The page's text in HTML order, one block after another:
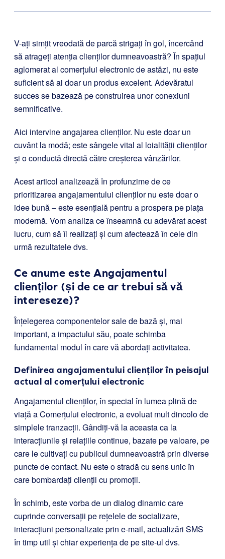
V-ați simțit vreodată de parcă strigați în gol, încercând
să atrageți atenția clienților dumneavoastră? În spațiul
aglomerat al comerțului electronic de astăzi, nu este
suficient să ai doar un produs excelent. Adevăratul
succes se bazează pe construirea unor conexiuni
semnificative.
Aici intervine angajarea clienților. Nu este doar un
cuvânt la modă; este sângele vital al loialității clienților
și o conductă directă către creșterea vânzărilor.
Acest articol analizează în profunzime de ce
prioritizarea angajamentului clienților nu este doar o
idee bună – este esențială pentru a prospera pe piața
modernă. Vom analiza ce înseamnă cu adevărat acest
lucru, cum să îl realizați și cum afectează în cele din
urmă rezultatele dvs.
Ce anume este Angajamentul
clienților (și de ce ar trebui să vă
intereseze)?
Înțelegerea componentelor sale de bază și, mai
important, a impactului său, poate schimba
fundamental modul în care vă abordați activitatea.
Definirea angajamentului clienților în peisajul
actual al comerțului electronic
Angajamentul clienților, în special în lumea plină de
viață a Comerțului electronic, a evoluat mult dincolo de
simplele tranzacții. Gândiți-vă la aceasta ca la
interacțiunile și relațiile continue, bazate pe valoare, pe
care le cultivați cu publicul dumneavoastră prin diverse
puncte de contact. Nu este o stradă cu sens unic în
care bombardați clienții cu promoții.
În schimb, este vorba de un dialog dinamic care
cuprinde conversații pe rețelele de socializare,
interacțiuni personalizate prin e-mail, actualizări SMS
în timp util și chiar experiența de pe site-ul dvs.